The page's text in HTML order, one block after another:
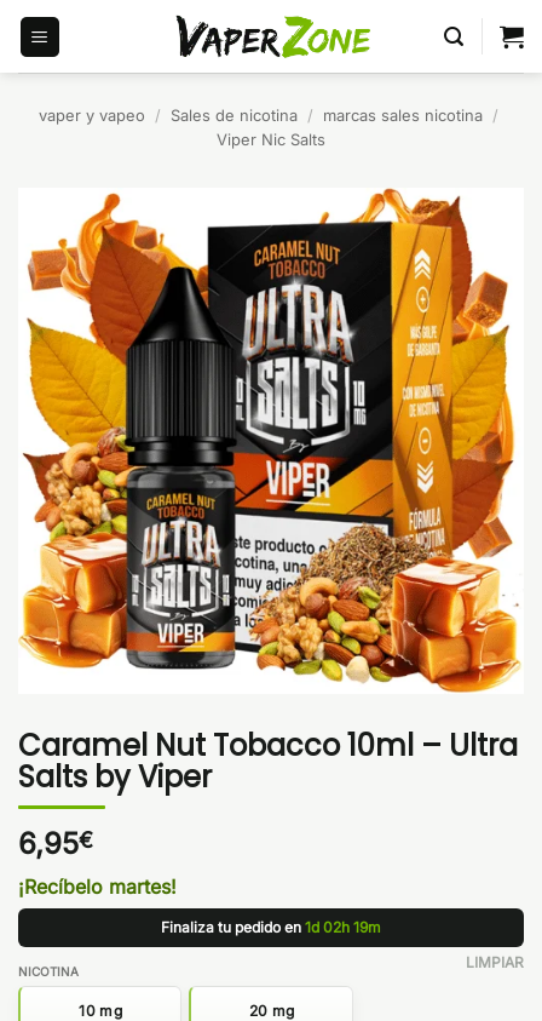
Saltar
contenido
vaper y vapeo / Sales de nicotina / marcas sales nicotina /
Viper Nic Salts
Caramel Nut Tobacco 10ml – Ultra
Salts by Viper
6,95€
¡Recíbelo martes!
Finaliza tu pedido en 1d 02h 19m
NICOTINA
10 mg 20 mg
LIMPIAR